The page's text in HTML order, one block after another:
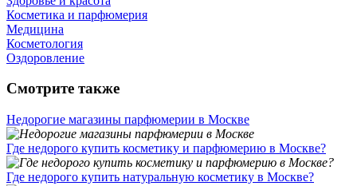
Косметика и парфюмерия
Медицина
Косметология
Оздоровление
Смотрите также
Недорогие магазины парфюмерии в Москве
Где недорого купить косметику и парфюмерию в Москве?
Где недорого купить натуральную косметику в Москве?